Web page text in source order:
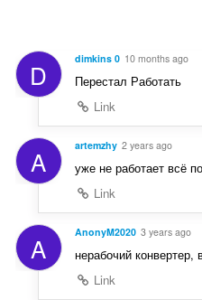
n
g
:
r
e
i
n
e
:
D dimkins 0 10 months ago
Перестал Работать
Link
A artemzhy 2 years ago
уже не работает всё
Link
A AnonyM2020 3 years ago
нерабочий конвертер,
Link